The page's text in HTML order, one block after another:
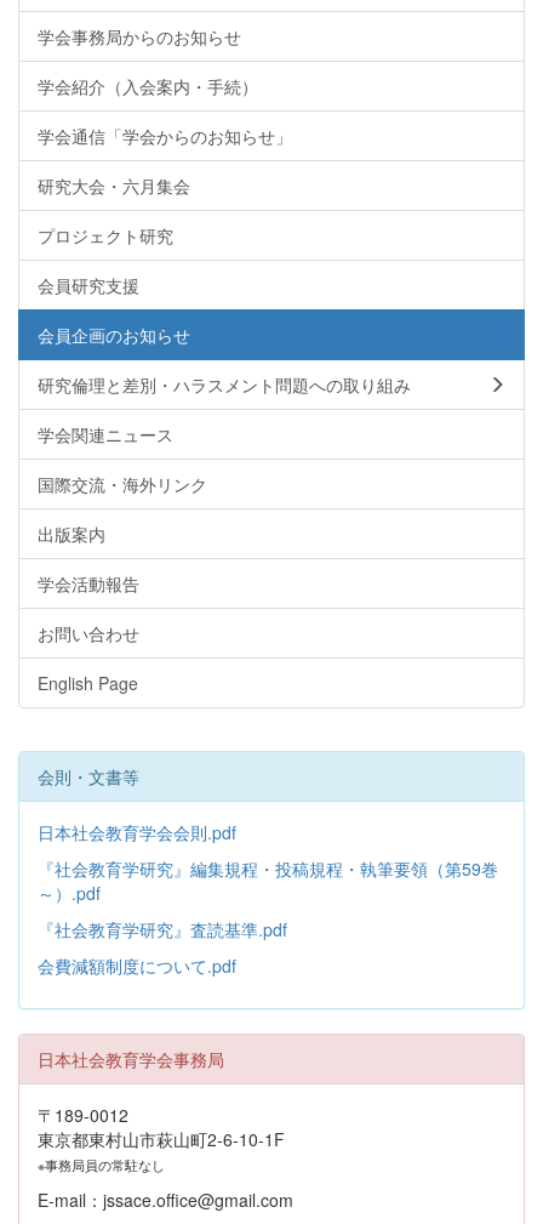
学会事務局からのお知らせ
学会紹介（入会案内・手続）
学会通信「学会からのお知らせ」
研究大会・六月集会
プロジェクト研究
会員研究支援
会員企画のお知らせ
研究倫理と差別・ハラスメント問題への取り組み
学会関連ニュース
国際交流・海外リンク
出版案内
学会活動報告
お問い合わせ
English Page
会則・文書等
日本社会教育学会会則.pdf
『社会教育学研究』編集規程・投稿規程・執筆要領（第59巻
～）.pdf
『社会教育学研究』査読基準.pdf
会費減額制度について.pdf
日本社会教育学会事務局
〒189-0012
東京都東村山市萩山町2-6-10-1F
※事務局員の常駐なし
E-mail：jssace.office@gmail.com